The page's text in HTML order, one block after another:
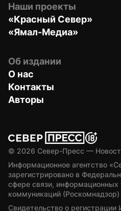
Наши проекты
«Красный Север»
«Ямал-Медиа»
Об издании
О нас
Контакты
Авторы
© 2026 Север-Пресс —
Информационное агентство
зарегистрировано в
сфере связи, информационных
коммуникаций
Свидетельство о